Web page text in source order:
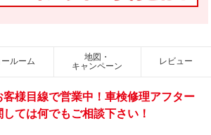
ルーム
地図・
キャンペーン
レビュー
客様目線で営業中！車検修理アフター
ては何でもご相談下さい！